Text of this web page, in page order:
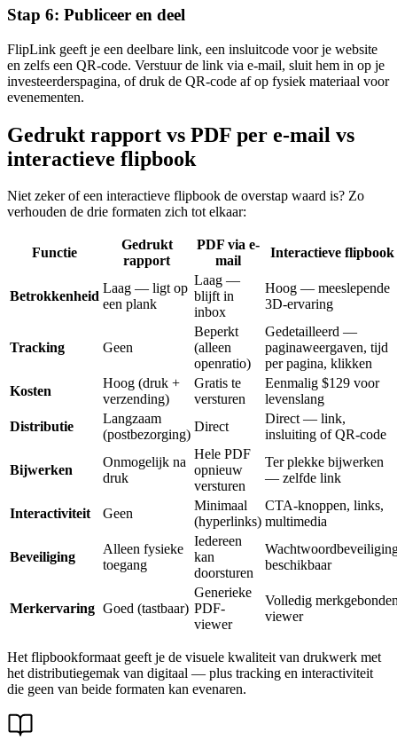
Stap 6: Publiceer en deel
FlipLink geeft je een deelbare link, een insluitcode voor je website
en zelfs een QR-code. Verstuur de link via e-mail, sluit hem in op je
investeerderspagina, of druk de QR-code af op fysiek materiaal voor
evenementen.
Gedrukt rapport vs PDF per e-mail vs
interactieve flipbook
Niet zeker of een interactieve flipbook de overstap waard is? Zo
verhouden de drie formaten zich tot elkaar:
Functie
Gedrukt
rapport
PDF via e-
mail
Interactieve flipbook
Betrokkenheid
Laag — ligt op
een plank
Laag —
blijft in
inbox
Hoog — meeslepende
3D-ervaring
Tracking Geen
Beperkt
(alleen
openratio)
Gedetailleerd —
paginaweergaven, tijd
per pagina, klikken
Kosten
Hoog (druk +
verzending)
Gratis te
versturen
Eenmalig $129 voor
levenslang
Distributie
Langzaam
(postbezorging)
Direct
Direct — link,
insluiting of QR-code
Bijwerken
Onmogelijk na
druk
Hele PDF
opnieuw
versturen
Ter plekke bijwerken
— zelfde link
Interactiviteit Geen
Minimaal
(hyperlinks)
CTA-knoppen, links,
multimedia
Beveiliging
Alleen fysieke
toegang
Iedereen
kan
doorsturen
beschikbaar
Merkervaring Goed (tastbaar)
Generieke
PDF-
viewer
Volledig
viewer
Het flipbookformaat geeft je de visuele kwaliteit van drukwerk met
het distributiegemak van digitaal — plus tracking en interactiviteit
die geen van beide formaten kan evenaren.